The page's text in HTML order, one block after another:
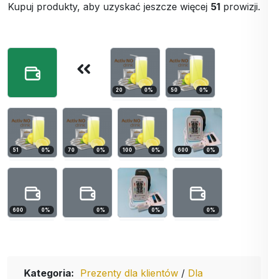
Kupuj produkty, aby uzyskać jeszcze więcej 51 prowizji.
20 0% 50 0%
51 0% 70 0% 100 0% 600 0%
600 0% 0% 0% 0%
Kategoria: Prezenty dla klientów / Dla